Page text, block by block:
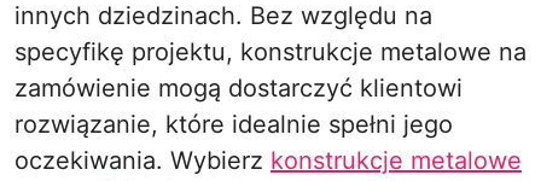
innych dziedzinach. Bez względu na
specyfikę projektu, konstrukcje metalowe na
zamówienie mogą dostarczyć klientowi
rozwiązanie, które idealnie spełni jego
oczekiwania. Wybierz konstrukcje metalowe